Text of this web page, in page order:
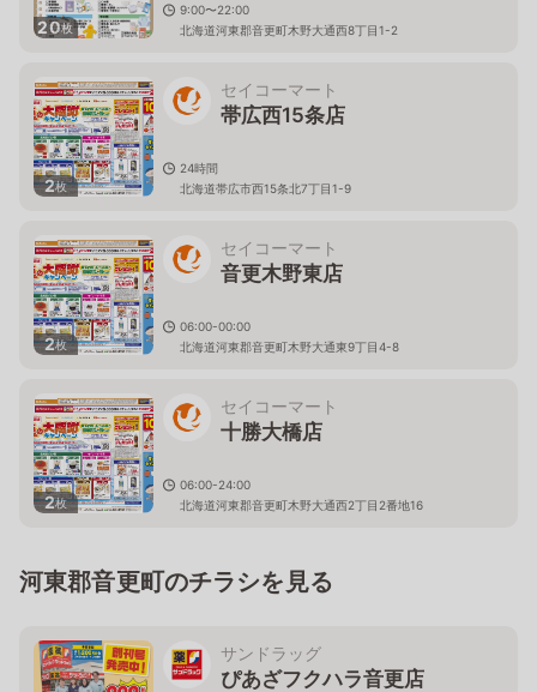
20枚
9:00〜22:00
北海道河東郡音更町木野大通西8丁目1-2
2枚
セイコーマート
帯広西15条店
24時間
北海道帯広市西15条北7丁目1-9
2枚
セイコーマート
音更木野東店
06:00-00:00
北海道河東郡音更町木野大通東9丁目4-8
2枚
セイコーマート
十勝大橋店
06:00-24:00
北海道河東郡音更町木野大通西2丁目2番地16
河東郡音更町のチラシを見る
サンドラッグ
ぴあざフクハラ音更店